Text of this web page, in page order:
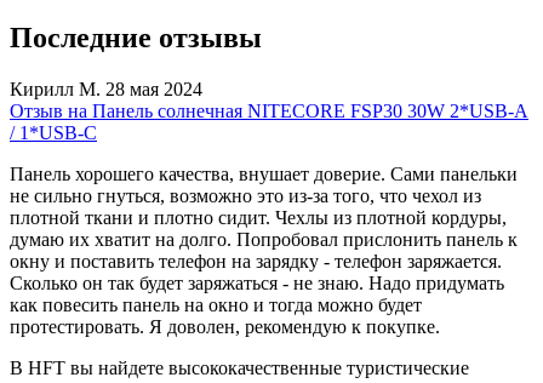
Последние отзывы
Кирилл М. 28 мая 2024
Отзыв на Панель солнечная NITECORE FSP30 30W 2*USB-A
/ 1*USB-C
Панель хорошего качества, внушает доверие. Сами панельки
не сильно гнуться, возможно это из-за того, что чехол из
плотной ткани и плотно сидит. Чехлы из плотной кордуры,
думаю их хватит на долго. Попробовал прислонить панель к
окну и поставить телефон на зарядку - телефон заряжается.
Сколько он так будет заряжаться - не знаю. Надо придумать
как повесить панель на окно и тогда можно будет
протестировать. Я доволен, рекомендую к покупке.
В HFT вы найдете высококачественные туристические